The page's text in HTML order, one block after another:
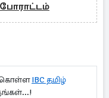
போராட்டம்
கொள்ளIBC தமிழ்